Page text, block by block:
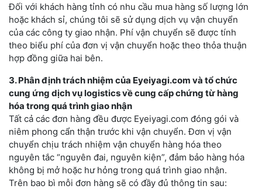
Đối với khách hàng tỉnh có nhu cầu mua hàng số lượng lớn
hoặc khách sỉ, chúng tôi sẽ sử dụng dịch vụ vận chuyển
của các công ty giao nhận. Phí vận chuyển sẽ được tính
theo biểu phí của đơn vị vận chuyển hoặc theo thỏa thuận
hợp đồng giữa hai bên.
3. Phân định trách nhiệm của Eyeiyagi.com và tổ chức
cung ứng dịch vụ logistics về cung cấp chứng từ hàng
hóa trong quá trình giao nhận
Tất cả các đơn hàng đều được Eyeiyagi.com đóng gói và
niêm phong cẩn thận trước khi vận chuyển. Đơn vị vận
chuyển chịu trách nhiệm vận chuyển hàng hóa theo
nguyên tắc “nguyên đai, nguyên kiện”, đảm bảo hàng hóa
không bị mở hoặc hư hỏng trong quá trình giao nhận.
Trên bao bì mỗi đơn hàng sẽ có đầy đủ thông tin sau: